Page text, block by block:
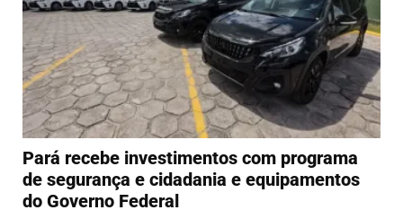
Pará recebe investimentos com programa
de segurança e cidadania e equipamentos
do Governo Federal